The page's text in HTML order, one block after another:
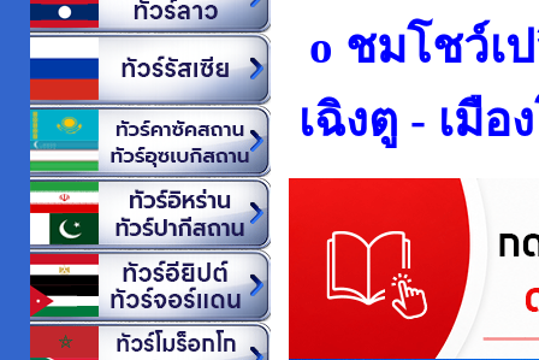
o ชมโชว์เ
เฉิงตู - เมื